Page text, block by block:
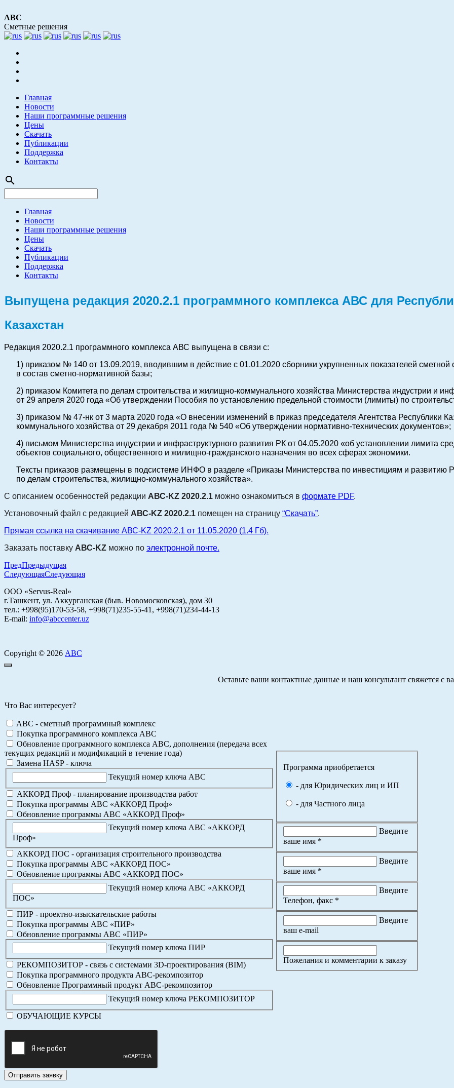
АВС
Сметные решения
Главная
Новости
Наши программные решения
Цены
Скачать
Публикации
Поддержка
Контакты
search
Главная
Новости
Наши программные решения
Цены
Скачать
Публикации
Поддержка
Контакты
Выпущена редакция 2020.2.1 программного комплекса АВС для
Казахстан
Редакция 2020.2.1 программного комплекса АВС выпущена в связи с:
1) приказом № 140 от 13.09.2019, вводившим в действие с 01.01.2020 сборники укрупненных показателей сметной
в состав сметно-нормативной базы;
2) приказом Комитета по делам строительства и жилищно-коммунального хозяйства Министерства индустрии и
от 29 апреля 2020 года «Об утверждении Пособия по установлению предельной стоимости (лимиты) по
3) приказом № 47-нк от 3 марта 2020 года «О внесении изменений в приказ председателя Агентства Республики
коммунального хозяйства от 29 декабря 2011 года № 540 «Об утверждении нормативно-технических документов»;
4) письмом Министерства индустрии и инфраструктурного развития РК от 04.05.2020 «об установлении лимита
объектов социального, общественного и жилищно-гражданского назначения во всех сферах экономики.
Тексты приказов размещены в подсистеме ИНФО в разделе «Приказы Министерства по инвестициям и развитию
по делам строительства, жилищно-коммунального хозяйства».
С описанием особенностей редакции АВС-KZ 2020.2.1 можно ознакомиться в формате PDF.
Установочный файл с редакцией АВС-KZ 2020.2.1 помещен на страницу “Скачать”.
Прямая ссылка на скачивание АВС-KZ 2020.2.1 от 11.05.2020 (1.4 Гб).
Заказать поставку АВС-KZ можно по электронной почте.
ПредПредыдущая
СледующаяСледующая
ООО «Servus-Real»
г.Ташкент, ул. Аккурганская (быв. Новомосковская), дом 30
тел.: +998(95)170-53-58, +998(71)235-55-41, +998(71)234-44-13
E-mail: info@abccenter.uz
Copyright © 2026 АВС
Оставьте ваши контактные данные и наш консультант свяжется с
Что Вас интересует?
ABC - сметный программный комплекс
Покупка программного комплекса АВС
Обновление программного комплекса АВС, дополнения (передача всех
текущих редакций и модификаций в течение года)
Замена HASP - ключа
Текущий номер ключа АВС
АККОРД Проф - планирование производства работ
Покупка программы АВС «АККОРД Проф»
Обновление программы АВС «АККОРД Проф»
Текущий номер ключа АВС «АККОРД
Проф»
АККОРД ПОС - организация строительного производства
Покупка программы АВС «АККОРД ПОС»
Обновление программы АВС «АККОРД ПОС»
Текущий номер ключа АВС «АККОРД
ПОС»
ПИР - проектно-изыскательские работы
Покупка программы АВС «ПИР»
Обновление программы АВС «ПИР»
Текущий номер ключа ПИР
РЕКОМПОЗИТОР - связь с системами 3D-проектирования (BIM)
Покупка программного продукта АВС-рекомпозитор
Обновление Программный продукт АВС-рекомпозитор
Текущий номер ключа РЕКОМПОЗИТОР
ОБУЧАЮЩИЕ КУРСЫ
Программа приобретается
- для Юридических лиц и ИП
- для Частного лица
Введите
ваше имя *
Введите
ваше имя *
Введите
Телефон, факс *
Введите
ваш e-mail
Пожелания и комментарии к заказу